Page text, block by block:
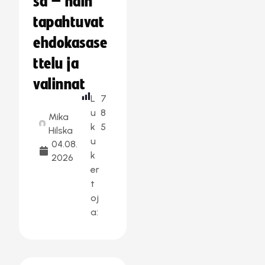
tapahtuvat
ehdokasase
ttelu ja
valinnat
Mika
Hilska
04.08.
2026
L
u
k
u
k
er
t
oj
a:
7
8
5